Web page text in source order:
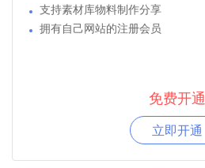
支持素材库物料制作分享
拥有自己网站的注册会员
免费开通
立即开通